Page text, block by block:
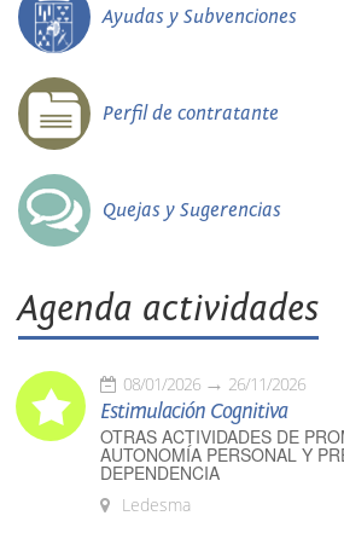
Ayudas y Subvenciones
Perfil de contratante
Quejas y Sugerencias
Agenda actividades
08/01/2026 26/11/2026
Estimulación Cognitiva
OTRAS ACTIVIDADES DE
AUTONOMÍA PERSONAL Y
DEPENDENCIA
Ledesma